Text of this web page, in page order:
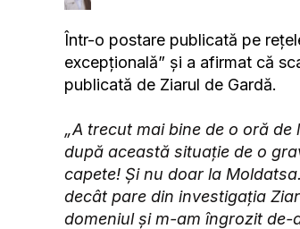
Într-o postare publicată pe
excepțională” și a afirmat că
publicată de Ziarul de Gardă.
„A trecut mai bine de o oră
după această situație de o
capete! Și nu doar la
decât pare din investigația
domeniul și m-am îngrozit de-